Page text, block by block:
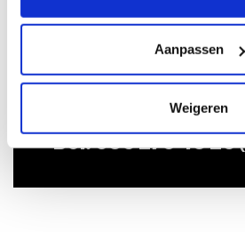
Aanpassen
Weigeren
Bel:085 273 48 25